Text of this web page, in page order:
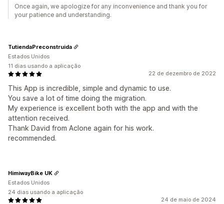
Once again, we apologize for any inconvenience and thank you for
your patience and understanding.
22 de dezembro de 2022
This App is incredible, simple and dynamic to use.
You save a lot of time doing the migration.
My experience is excellent both with the app and with the
attention received.
Thank David from Aclone again for his work.
recommended.
TutiendaPreconstruida
Estados Unidos
11 dias usando a aplicação
24 de maio de 2024
HimiwayBike UK
Estados Unidos
24 dias usando a aplicação